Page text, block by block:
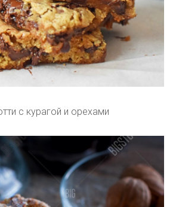
с курагой и орехами